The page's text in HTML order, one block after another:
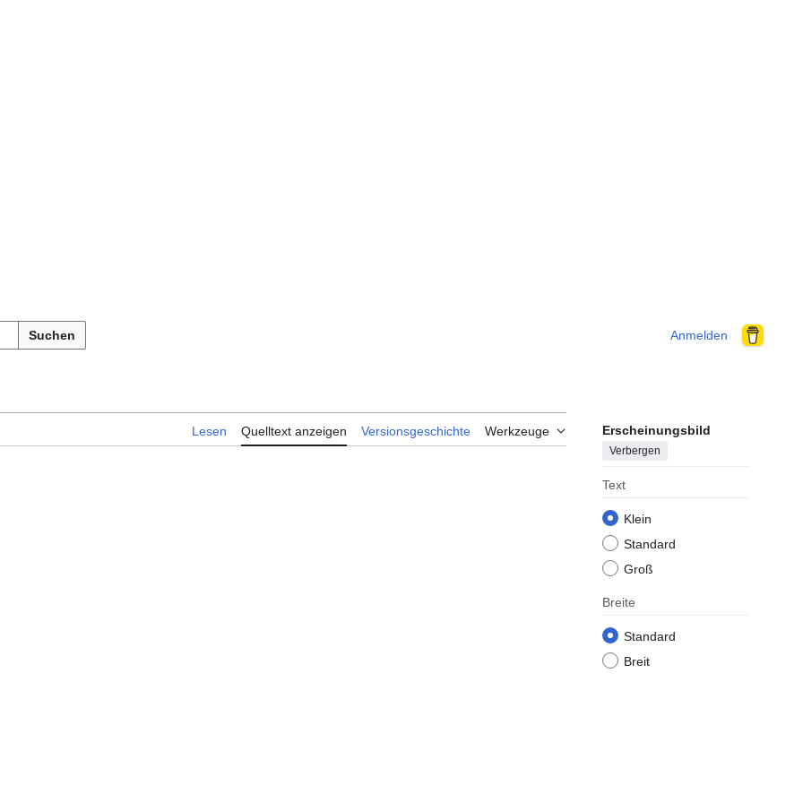
Suchen Anmelden
Lesen Quelltext anzeigen Versionsgeschichte Werkzeuge Erscheinungsbild
Verbergen
Text
Klein
Standard
Groß
Breite
Standard
Breit